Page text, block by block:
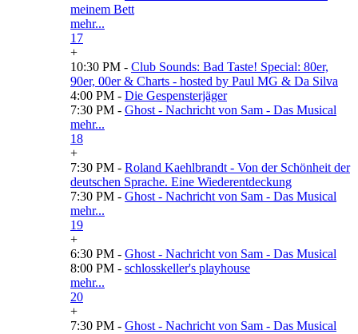
meinem Bett
mehr...
17
+
10:30 PM - Club Sounds: Bad Taste! Special: 80er,
90er, 00er & Charts - hosted by Paul MG & Da Silva
4:00 PM - Die Gespensterjäger
7:30 PM - Ghost - Nachricht von Sam - Das Musical
mehr...
18
+
7:30 PM - Roland Kaehlbrandt - Von der Schönheit der
deutschen Sprache. Eine Wiederentdeckung
7:30 PM - Ghost - Nachricht von Sam - Das Musical
mehr...
19
+
6:30 PM - Ghost - Nachricht von Sam - Das Musical
8:00 PM - schlosskeller's playhouse
mehr...
20
+
7:30 PM - Ghost - Nachricht von Sam - Das Musical